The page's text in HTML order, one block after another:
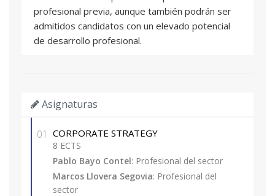
profesional previa, aunque también podrán ser
admitidos candidatos con un elevado potencial
de desarrollo profesional.
Asignaturas
01 CORPORATE STRATEGY
8 ECTS
Pablo Bayo Contel : Profesional del sector
Marcos Llovera Segovia: Profesional del
sector